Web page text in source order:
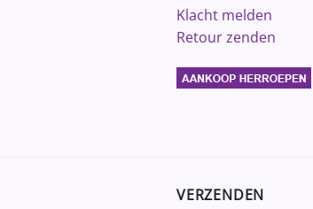
Klacht melden
Retour zenden
VERZENDEN